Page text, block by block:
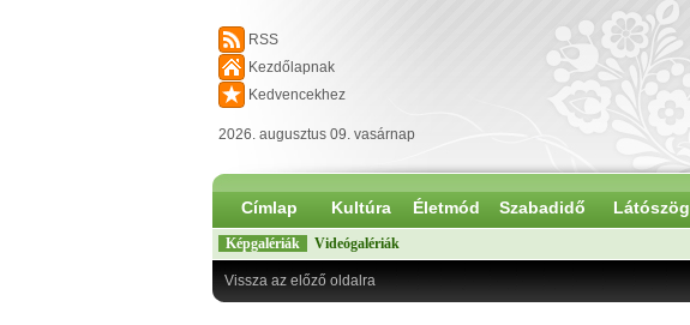
RSS
Kezdőlapnak
Kedvencekhez
2026. augusztus 09. vasárnap
Címlap Kultúra Életmód Szabadidő Látószög
Képgalériák Videógalériák
Vissza az előző oldalra